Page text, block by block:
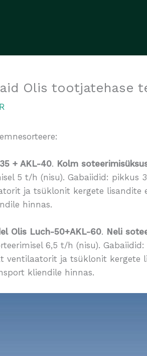
Olis tootjatehase
+ AKL-40. Kolm
5 t/h (nisu). Gabaiidid: pikkus
ja tsüklonit kergete lisandite
hinnas.
Olis Luch-50+AKL-60. Neli
6,5 t/h (nisu).
ventilaatorit ja tsüklonit kergete
kliendile hinnas.